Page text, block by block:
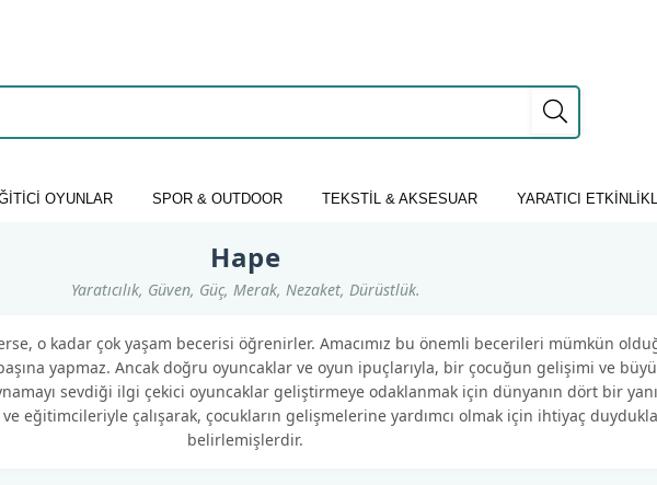
OYUNLAR SPOR & OUTDOOR TEKSTİL & AKSESUAR YARATICI
Hape
Yaratıcılık, Güven, Güç, Merak, Nezaket, Dürüstlük.
o kadar çok yaşam becerisi öğrenirler. Amacımız bu önemli becerileri mümkün
yapmaz. Ancak doğru oyuncaklar ve oyun ipuçlarıyla, bir çocuğun gelişimi ve
sevdiği ilgi çekici oyuncaklar geliştirmeye odaklanmak için dünyanın dört bir
eğitimcileriyle çalışarak, çocukların gelişmelerine yardımcı olmak için ihtiyaç
belirlemişlerdir.